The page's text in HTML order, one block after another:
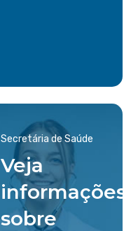
Secretária de Saúde
Veja
informações
sobre